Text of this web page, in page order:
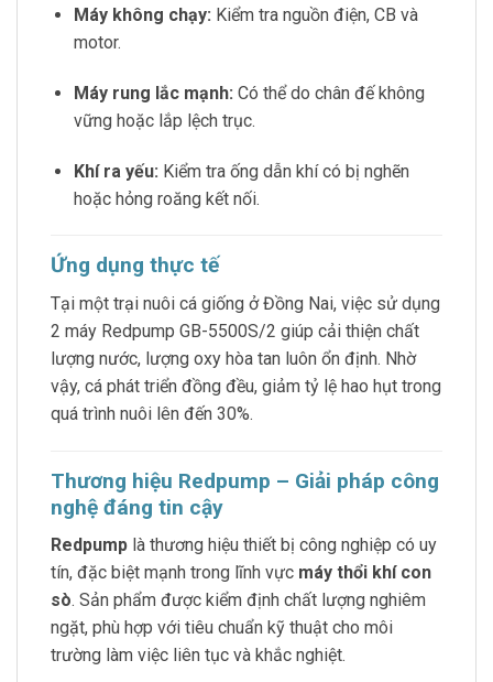
Máy không chạy: Kiểm tra nguồn điện, CB và
motor.
Máy rung lắc mạnh: Có thể do chân đế không
vững hoặc lắp lệch trục.
Khí ra yếu: Kiểm tra ống dẫn khí có bị nghẽn
hoặc hỏng roăng kết nối.
Ứng dụng thực tế
Tại một trại nuôi cá giống ở Đồng Nai, việc sử dụng
2 máy Redpump GB-5500S/2 giúp cải thiện chất
lượng nước, lượng oxy hòa tan luôn ổn định. Nhờ
vậy, cá phát triển đồng đều, giảm tỷ lệ hao hụt trong
quá trình nuôi lên đến 30%.
Thương hiệu Redpump – Giải pháp công
nghệ đáng tin cậy
Redpump là thương hiệu thiết bị công nghiệp có uy
tín, đặc biệt mạnh trong lĩnh vực máy thổi khí con
sò. Sản phẩm được kiểm định chất lượng nghiêm
ngặt, phù hợp với tiêu chuẩn kỹ thuật cho môi
trường làm việc liên tục và khắc nghiệt.